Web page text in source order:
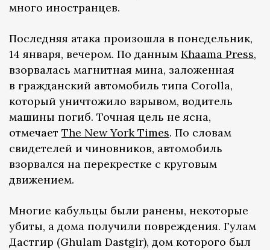
много иностранцев.
Последняя атака произошла в понедельник,
14 января, вечером. По данным Khaama Press,
взорвалась магнитная мина, заложенная
в гражданский автомобиль типа Corolla,
который уничтожило взрывом, водитель
машины погиб. Точная цель не ясна,
отмечает The New York Times. По словам
свидетелей и чиновников, автомобиль
взорвался на перекрестке с круговым
движением.
Многие кабульцы были ранены, некоторые
убиты, а дома получили повреждения. Гулам
Дастгир (Ghulam Dastgir), дом которого был